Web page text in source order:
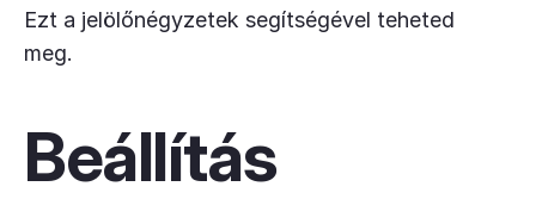
Ezt a jelölőnégyzetek segítségével teheted
meg.
Beállítás